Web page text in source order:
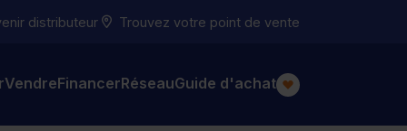
distributeur Trouvez votre point de vente
VendreFinancerRéseauGuide d'achat